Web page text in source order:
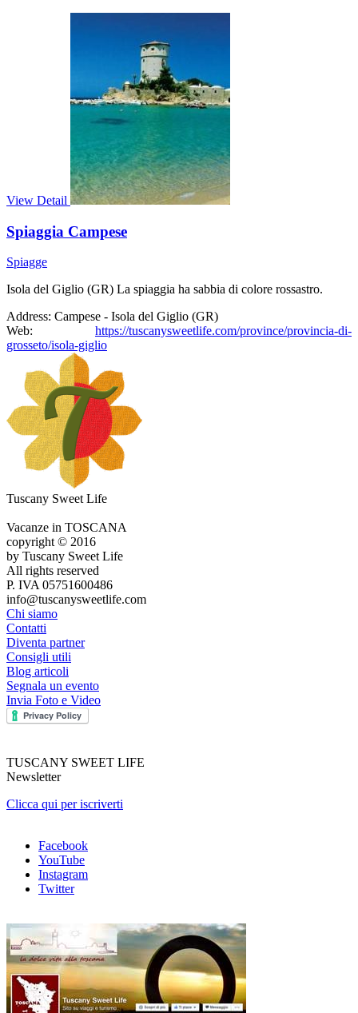
View Detail
Spiaggia Campese
Spiagge
Isola del Giglio (GR) La spiaggia ha sabbia di colore rossastro.
Address: Campese - Isola del Giglio (GR)
Web:
https://tuscanysweetlife.com/province/provincia-di-
grosseto/isola-giglio
Tuscany Sweet Life
Vacanze in TOSCANA
copyright © 2016
by Tuscany Sweet Life
All rights reserved
P. IVA 05751600486
info@tuscanysweetlife.com
Chi siamo
Contatti
Diventa partner
Consigli utili
Blog articoli
Segnala un evento
Invia Foto e Video
TUSCANY SWEET LIFE
Newsletter
Clicca qui per iscriverti
Facebook
YouTube
Instagram
Twitter